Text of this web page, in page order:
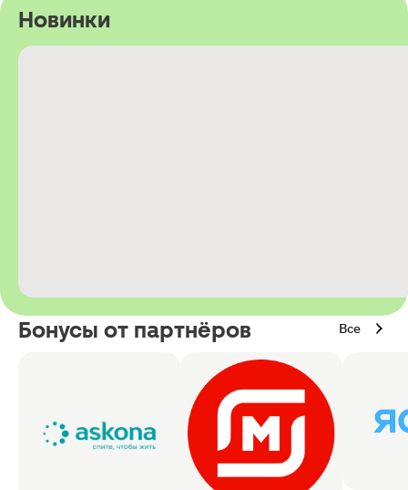
Новинки
Бонусы от партнёров Все